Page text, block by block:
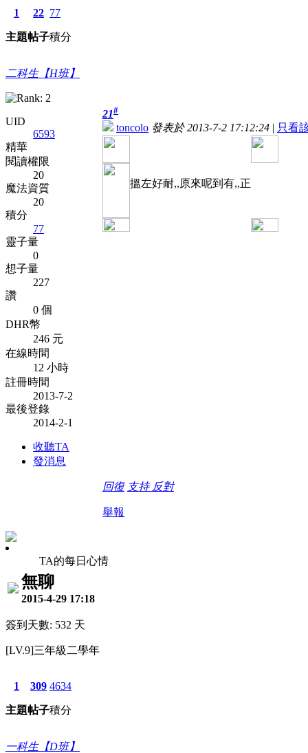
1
主題
22
帖子
77
積分
二科生【H班】
UID
6593
精華
閱讀權限
20
魔法資質
20
積分
77
靈子量
0
想子量
227
讚
0 個
DHR幣
246 元
在線時間
12 小時
註冊時間
2013-7-2
最後登錄
2014-2-1
收聽TA
發消息
21#
toncolo 發表於 2013-7-2 17:12:24 | 只看
搵左好耐,,原來呢到有,,正
回復 支持 反對
舉報
TA的每日心情
無聊
2015-4-29 17:18
簽到天數: 532 天
[LV.9]三年級二學年
1
主題
309
帖子
4634
積分
一科生【D班】